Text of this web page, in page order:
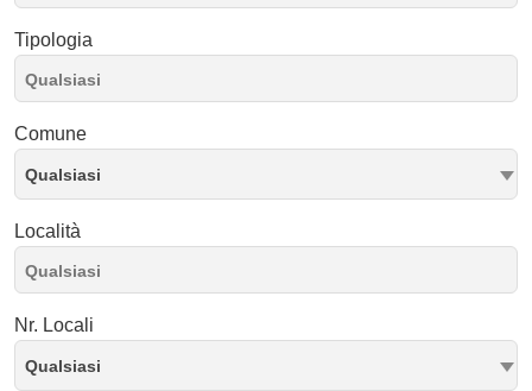
Tipologia
Comune
Qualsiasi
Località
Nr. Locali
Qualsiasi